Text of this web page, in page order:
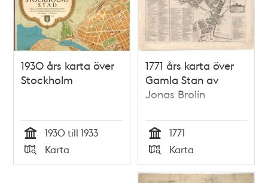
1930 års karta över
Stockholm
Tid
1930 till 1933
Typ
Karta
1771 års karta över
Gamla Stan av
Jonas Brolin
Tid
1771
Typ
Karta